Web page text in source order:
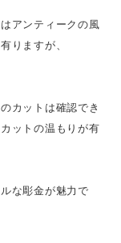
アンティークの風
りますが、
カットは確認でき
ットの温もりが有
な彫金が魅力で